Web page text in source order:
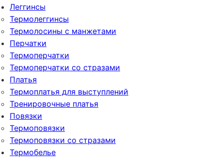
Леггинсы
Термолеггинсы
Термолосины с манжетами
Перчатки
Термоперчатки
Термоперчатки со стразами
Платья
Термоплатья для выступлений
Тренировочные платья
Повязки
Термоповязки
Термоповязки со стразами
Термобелье